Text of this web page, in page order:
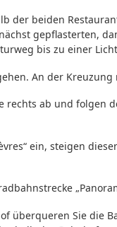
der beiden
gepflasterten,
bis zu einer
An der Kreuzung
rechts ab und folgen
ein, steigen
überqueren Sie die